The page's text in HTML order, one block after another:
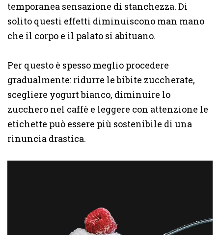
temporanea sensazione di stanchezza. Di
solito questi effetti diminuiscono man mano
che il corpo e il palato si abituano.
Per questo è spesso meglio procedere
gradualmente: ridurre le bibite zuccherate,
scegliere yogurt bianco, diminuire lo
zucchero nel caffè e leggere con attenzione le
etichette può essere più sostenibile di una
rinuncia drastica.